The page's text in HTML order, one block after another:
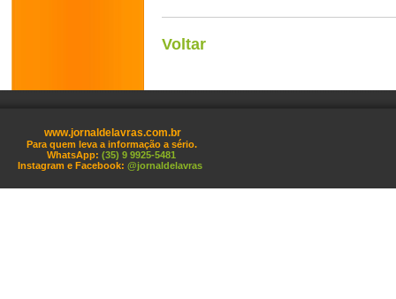
Voltar
www.jornaldelavras.com.br
Para quem leva a informação a sério.
WhatsApp: (35) 9 9925-5481
Instagram e Facebook: @jornaldelavras